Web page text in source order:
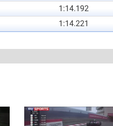
1:14.192
1:14.221